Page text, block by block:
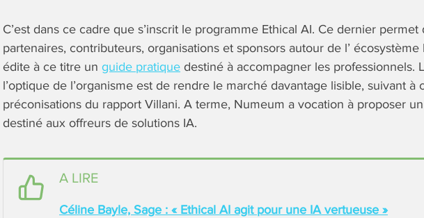
C’est dans ce cadre que s’inscrit le programme Ethical AI. Ce dernier
partenaires, contributeurs, organisations et sponsors autour de l’ écosystème
édite à ce titre un guide pratique destiné à accompagner les professionnels.
l’optique de l’organisme est de rendre le marché davantage lisible, suivant à
préconisations du rapport Villani. A terme, Numeum a vocation à proposer
destiné aux offreurs de solutions IA.
A LIRE
Céline Bayle, Sage : « Ethical AI agit pour une IA vertueuse »